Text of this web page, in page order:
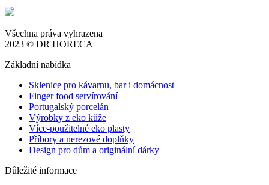
Všechna práva vyhrazena
2023 © DR HORECA
Základní nabídka
Sklenice pro kávarnu, bar i domácnost
Finger food servírování
Portugalský porcelán
Výrobky z eko kůže
Více-použitelné eko plasty
Příbory a nerezové doplňky
Design pro dům a originální dárky
Důležité informace